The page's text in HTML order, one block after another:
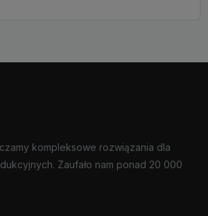
kompleksowe rozwiązania dla
Zaufało nam ponad 20 000